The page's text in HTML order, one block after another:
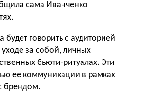
сама Иванченко
будет говорить с аудиторией
за собой, личных
бьюти-ритуалах. Эти
ее коммуникации в рамках
брендом.